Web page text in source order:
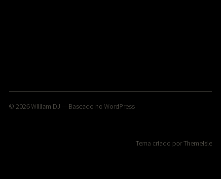
© 2026William DJ — Baseado no WordPress
Tema criado porThemeIsle